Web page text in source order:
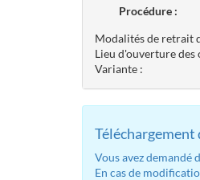
Procédure :
Modalités de retrait
Lieu d'ouverture des
Variante :
Vous avez demandé
En cas de